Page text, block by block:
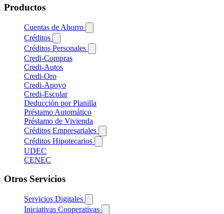
Productos
Cuentas de Ahorro
Créditos
Créditos Personales
Credi-Compras
Credi-Autos
Credi-Oro
Credi-Apoyo
Credi-Escolar
Deducción por Planilla
Préstamo Automático
Préstamo de Vivienda
Créditos Empresariales
Créditos Hipotecarios
UDEC
CENEC
Otros Servicios
Servicios Digitales
Iniciativas Cooperativas